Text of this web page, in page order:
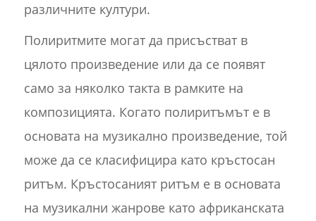
различните култури.
Полиритмите могат да присъстват в
цялото произведение или да се появят
само за няколко такта в рамките на
композицията. Когато полиритъмът е в
основата на музикално произведение, той
може да се класифицира като кръстосан
ритъм. Кръстосаният ритъм е в основата
на музикални жанрове като африканската